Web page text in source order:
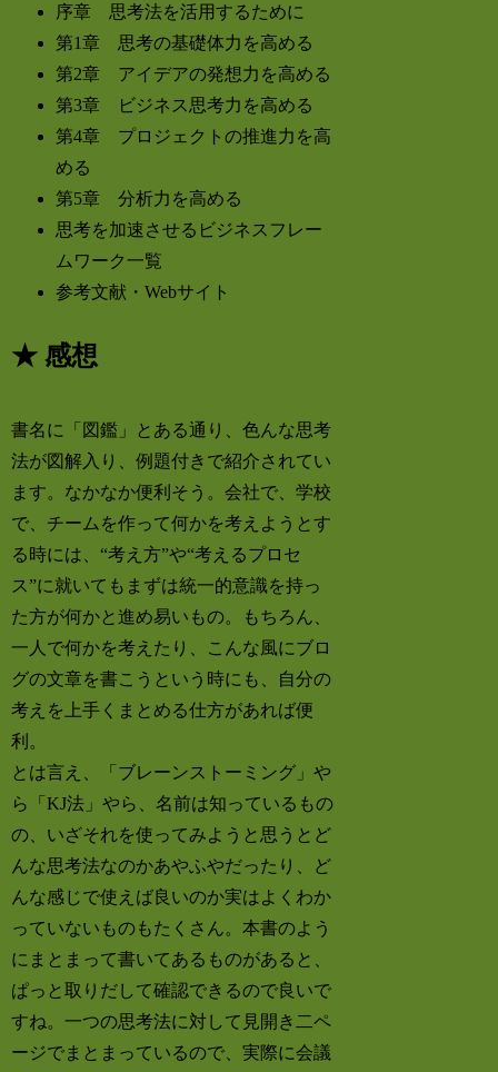
序章 思考法を活用するために
第1章 思考の基礎体力を高める
第2章 アイデアの発想力を高める
第3章 ビジネス思考力を高める
第4章 プロジェクトの推進力を高
める
第5章 分析力を高める
思考を加速させるビジネスフレー
ムワーク一覧
参考文献・Webサイト
★ 感想
書名に「図鑑」とある通り、色んな思考
法が図解入り、例題付きで紹介されてい
ます。なかなか便利そう。会社で、学校
で、チームを作って何かを考えようとす
る時には、“考え方”や“考えるプロセ
ス”に就いてもまずは統一的意識を持っ
た方が何かと進め易いもの。もちろん、
一人で何かを考えたり、こんな風にブロ
グの文章を書こうという時にも、自分の
考えを上手くまとめる仕方があれば便
利。
とは言え、「ブレーンストーミング」や
ら「KJ法」やら、名前は知っているもの
の、いざそれを使ってみようと思うとど
んな思考法なのかあやふやだったり、ど
んな感じで使えば良いのか実はよくわか
っていないものもたくさん。本書のよう
にまとまって書いてあるものがあると、
ぱっと取りだして確認できるので良いで
すね。一つの思考法に対して見開き二ペ
ージでまとまっているので、実際に会議